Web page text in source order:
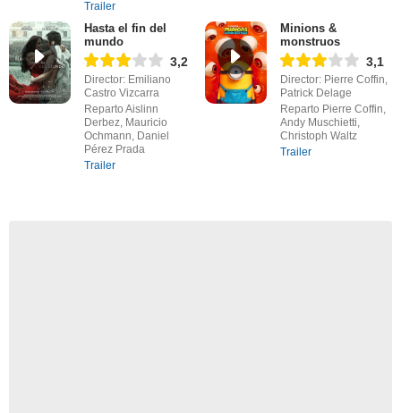
Trailer
Hasta el fin del
mundo
3,2
Director: Emiliano
Castro Vizcarra
Reparto Aislinn
Derbez, Mauricio
Ochmann, Daniel
Pérez Prada
Trailer
Minions &
monstruos
3,1
Director: Pierre Coffin,
Patrick Delage
Reparto Pierre Coffin,
Andy Muschietti,
Christoph Waltz
Trailer